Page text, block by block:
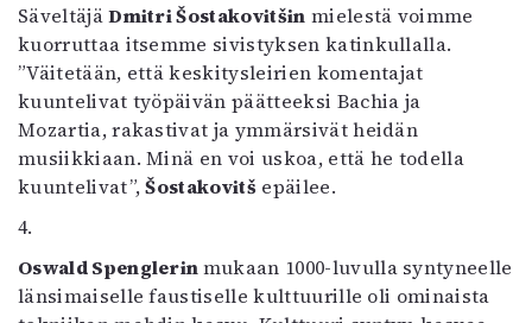
SäveltäjäDmitri Šostakovitšin mielestä voimme
kuorruttaa itsemme sivistyksen katinkullalla.
”Väitetään, että keskitysleirien komentajat
kuuntelivat työpäivän päätteeksi Bachia ja
Mozartia, rakastivat ja ymmärsivät heidän
musiikkiaan. Minä en voi uskoa, että he todella
kuuntelivat”,Šostakovitš epäilee.
4.
Oswald Spenglerinmukaan 1000-luvulla syntyneelle
länsimaiselle faustiselle kulttuurille oli ominaista